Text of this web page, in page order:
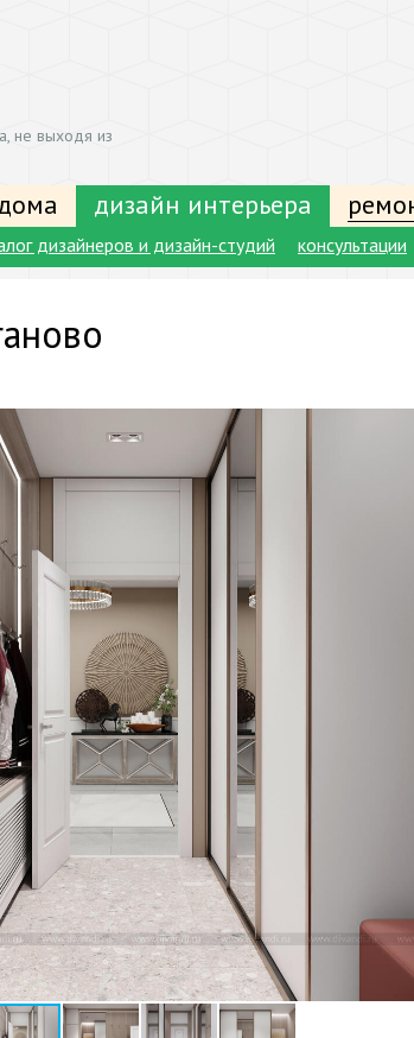
не выходя из
дизайн интерьера
дизайнеров и дизайн-студий консультации